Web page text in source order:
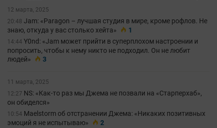
12 марта, 2025
20:48 Jam: «Paragon – лучшая студия в мире, кроме рофлов. Не
знаю, откуда у вас столько хейта»
1
14:44 Y0nd: «Jam может прийти в суперплохом настроении и
попросить, чтобы к нему никто не подходил. Он не любит
людей»
3
11 марта, 2025
12:27 NS: «Как-то раз мы Джема не позвали на «Старперхаб»,
он обиделся»
10:54 Maelstorm об отстранении Джема: «Никаких позитивных
эмоций я не испытываю»
2